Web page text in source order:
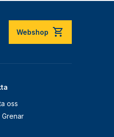
Webshop
oss
Grenar